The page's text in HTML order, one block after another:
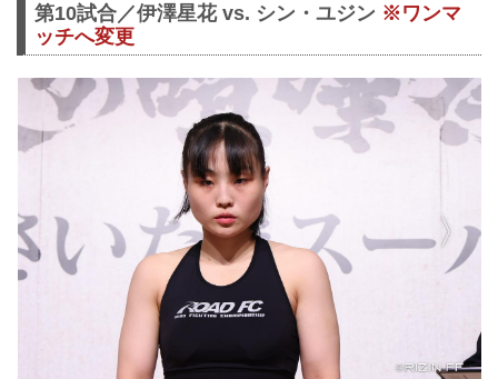
第10試合／伊澤星花 vs. シン・ユジン ※ワンマ
ッチへ変更